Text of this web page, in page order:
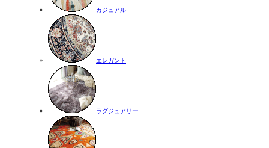
カジュアル
エレガント
ラグジュアリー